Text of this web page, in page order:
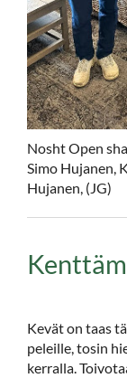
Nosht Open
Simo Hujanen,
Hujanen, (JG)
Kevät on taas
peleille, tosin
kerralla.